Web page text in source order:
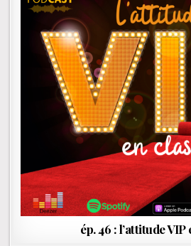
ép. 46 : l’attitude VIP